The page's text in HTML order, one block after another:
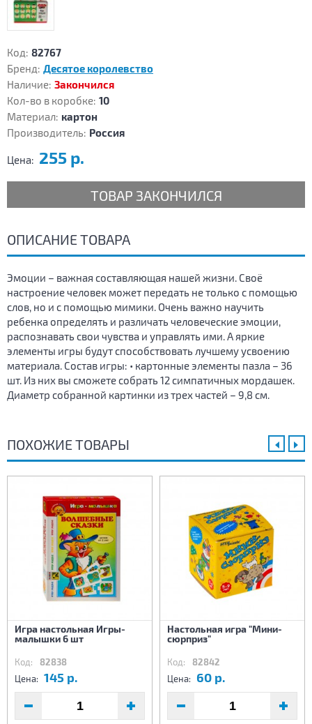
Код: 82767
Бренд: Десятое королевство
Наличие: Закончился
Кол-во в коробке: 10
Материал: картон
Производитель: Россия
Цена: 255 р.
ТОВАР ЗАКОНЧИЛСЯ
ОПИСАНИЕ ТОВАРА
Эмоции – важная составляющая нашей жизни. Своё
настроение человек может передать не только с помощью
слов, но и с помощью мимики. Очень важно научить
ребенка определять и различать человеческие эмоции,
распознавать свои чувства и управлять ими. А яркие
элементы игры будут способствовать лучшему усвоению
материала. Состав игры: • картонные элементы пазла – 36
шт. Из них вы сможете собрать 12 симпатичных мордашек.
Диаметр собранной картинки из трех частей – 9,8 см.
ПОХОЖИЕ ТОВАРЫ
Игра настольная Игры-
малышки 6 шт
Код: 82838
Цена: 145 р.
Настольная игра "Мини-
сюрприз"
Код: 82842
Цена: 60 р.